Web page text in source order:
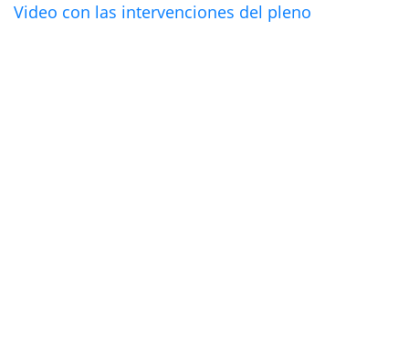
Video con las intervenciones del pleno